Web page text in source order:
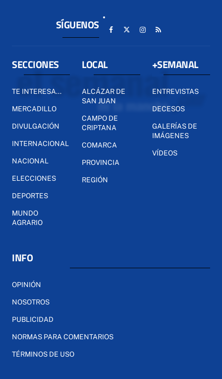
SÍGUENOS
SECCIONES
TE INTERESA...
MERCADILLO
DIVULGACIÓN
INTERNACIONAL
NACIONAL
ELECCIONES
DEPORTES
MUNDO
AGRARIO
LOCAL
ALCÁZAR DE
SAN JUAN
CAMPO DE
CRIPTANA
COMARCA
PROVINCIA
REGIÓN
+SEMANAL
ENTREVISTAS
DECESOS
GALERÍAS DE
IMÁGENES
VÍDEOS
INFO
OPINIÓN
NOSOTROS
PUBLICIDAD
NORMAS PARA COMENTARIOS
TÉRMINOS DE USO